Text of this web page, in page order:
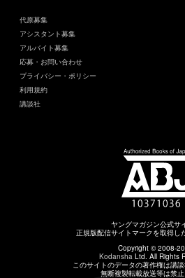
代原募集
アシスタント募集
アルバイト募集
応募・お問い合わせ
プライバシー・ポリシー
利用規約
講談社
ヤングマガジン公式サ
正規版配信サイトマークを取得し
Copyright © 2008-
KodanshaLtd. All Rights
このサイトのデータの著作権は講談
無断複製転載放送等は禁止